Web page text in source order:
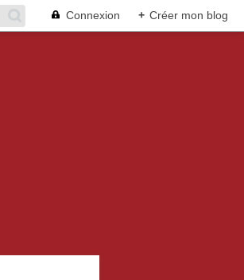
Connexion + Créer mon blog